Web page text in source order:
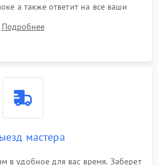
а также ответит на все ваши
Подробнее
мастера
в удобное для вас время. Заберет